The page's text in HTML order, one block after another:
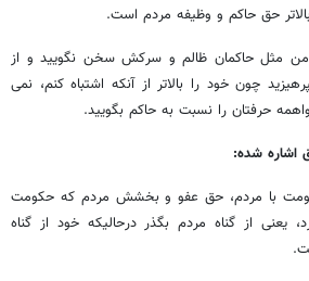
حق حاکم و وظیفه مردم است.
با من مثل حاکمان ظالم و سرکش سخن نگویید و از
چون خود را بالاتر از آنکه اشتباه کنم، نمی
حرفتان را نسبت به حاکم بگویید.
با مردم، حق عفو و بخشش مردم که حکومت
یعنی از گناه مردم بگذر درحالیکه خود از گناه